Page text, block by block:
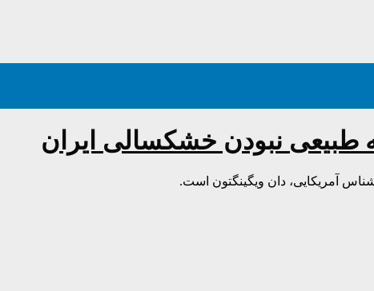
طبیعی نبودن خشکسالی ایران
آمریکایی، دان ویگینگتون است.